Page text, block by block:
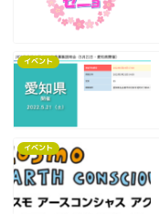
イベント
イベント